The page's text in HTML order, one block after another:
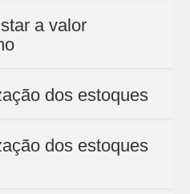
a valor
dos estoques
dos estoques